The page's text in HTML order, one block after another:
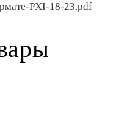
PXI-18-23.pdf